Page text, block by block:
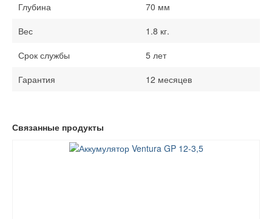
Глубина
70 мм
Вес
1.8 кг.
Срок службы
5 лет
Гарантия
12 месяцев
Связанные продукты